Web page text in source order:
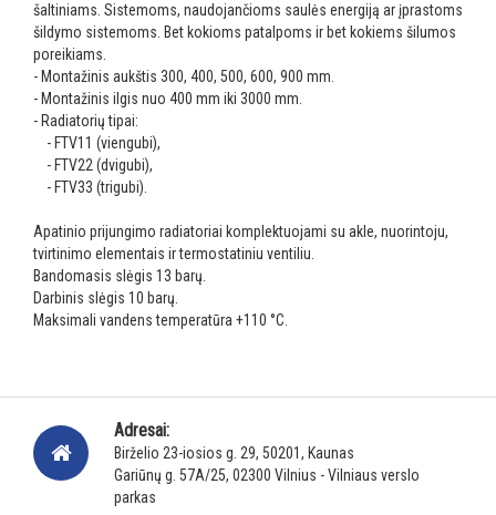
šaltiniams. Sistemoms, naudojančioms saulės energiją ar įprastoms
šildymo sistemoms. Bet kokioms patalpoms ir bet kokiems šilumos
poreikiams.
- Montažinis aukštis 300, 400, 500, 600, 900 mm.
- Montažinis ilgis nuo 400 mm iki 3000 mm.
- Radiatorių tipai:
- FTV11 (viengubi),
- FTV22 (dvigubi),
- FTV33 (trigubi).
Apatinio prijungimo radiatoriai komplektuojami su akle, nuorintoju,
tvirtinimo elementais ir termostatiniu ventiliu.
Bandomasis slėgis 13 barų.
Darbinis slėgis 10 barų.
Maksimali vandens temperatūra +110 °C.
Adresai:
Birželio 23-iosios g. 29, 50201, Kaunas
Gariūnų g. 57A/25, 02300 Vilnius - Vilniaus verslo
parkas